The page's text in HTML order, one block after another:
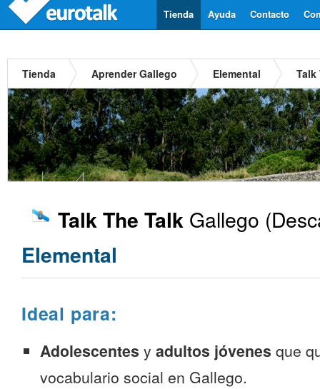
Contacto
Ayuda
Tienda
Tienda Aprender Gallego Elemental Talk
Talk The Talk Gallego
Elemental
Ideal para:
Adolescentes y adultos jóvenes que
vocabulario social en Gallego.